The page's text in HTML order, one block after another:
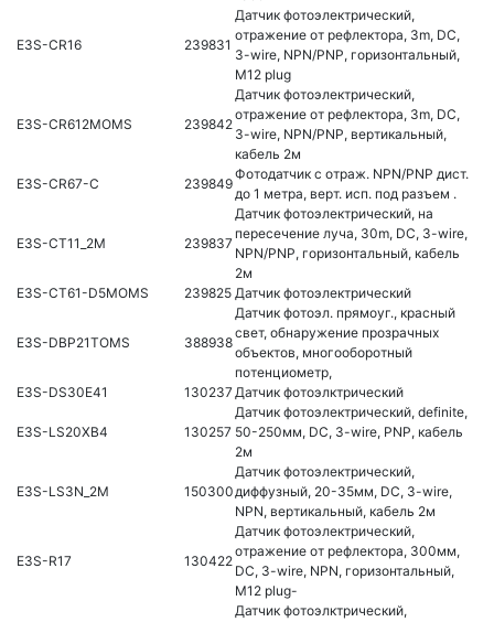
E3S-CR16 239831
Датчик фотоэлектрический,
отражение от рефлектора, 3m, DC,
3-wire, NPN/PNP, горизонтальный,
M12 plug
E3S-CR612MOMS 239842
Датчик фотоэлектрический,
отражение от рефлектора, 3m, DC,
3-wire, NPN/PNP, вертикальный,
кабель 2м
E3S-CR67-C
239849
Фотодатчик с отраж. NPN/PNP дист.
до 1 метра, верт. исп. под разъем .
E3S-CT11_2M 239837
Датчик фотоэлектрический, на
пересечение луча, 30m, DC, 3-wire,
NPN/PNP, горизонтальный, кабель
2м
E3S-CT61-D5MOMS
239825 Датчик фотоэлектрический
E3S-DBP21TOMS 388938
Датчик фотоэл. прямоуг., красный
свет, обнаружение прозрачных
объектов, многооборотный
потенциометр,
E3S-DS30E41
130237Датчик фотоэлктрический
E3S-LS20XB4 130257
Датчик фотоэлектрический, definite,
50-250мм, DC, 3-wire, PNP, кабель
2м
E3S-LS3N_2M 150300
Датчик фотоэлектрический,
диффузный, 20-35мм, DC, 3-wire,
NPN, вертикальный, кабель 2м
E3S-R17 130422
Датчик фотоэлектрический,
отражение от рефлектора, 300мм,
DC, 3-wire, NPN, горизонтальный,
M12 plug-
Датчик фотоэлктрический,